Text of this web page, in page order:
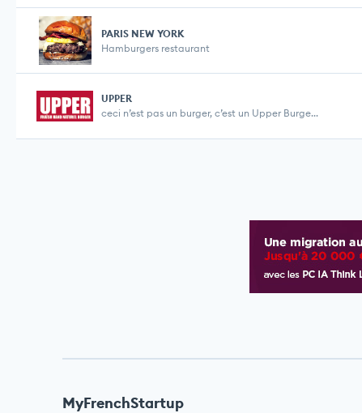
PARIS NEW YORK
Hamburgers restaurant
UPPER
ceci n’est pas un burger, c’est un Upper Burge...
MyFrenchStartup